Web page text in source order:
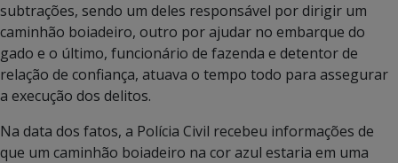
subtrações, sendo um deles responsável por dirigir um
caminhão boiadeiro, outro por ajudar no embarque do
gado e o último, funcionário de fazenda e detentor de
relação de confiança, atuava o tempo todo para assegurar
a execução dos delitos.
Na data dos fatos, a Polícia Civil recebeu informações de
que um caminhão boiadeiro na cor azul estaria em uma